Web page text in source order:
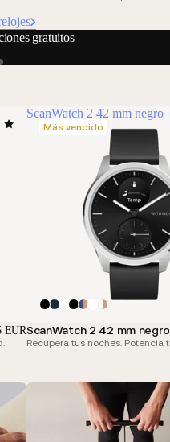
gratuitos
EUR
ScanWatch 2 42 mm negro
Más vendido
ScanWatch 2 42 mm negro
Recupera tus noches. Potencia